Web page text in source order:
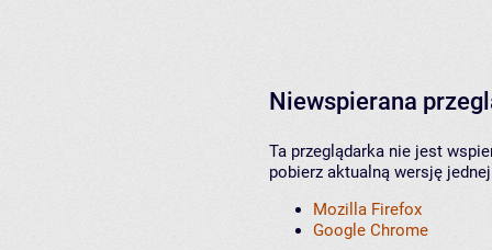
Niewspierana
Ta przeglądarka nie jest
pobierz aktualną wersję
Mozilla Firefox
Google Chrome